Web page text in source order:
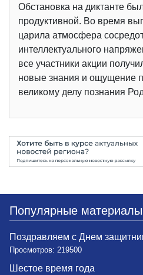
Обстановка на диктанте
продуктивной. Во время
царила атмосфера
интеллектуального
все участники акции
новые знания и ощущение
великому делу познания
Популярные материалы
Поздравляем с Днем
Просмотров: 219500
Шестое время года